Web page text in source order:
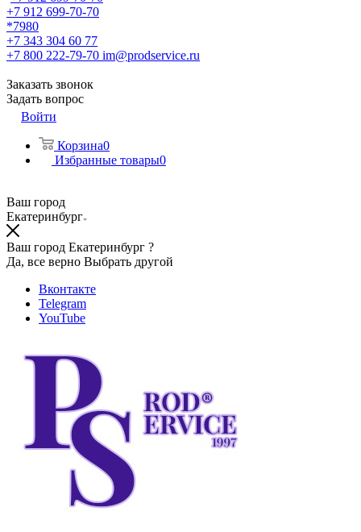
+7 912 699-70-70
*7980
+7 343 304 60 77
+7 800 222-79-70 im@prodservice.ru
Заказать звонок
Задать вопрос
Войти
Корзина0
Избранные товары0
Ваш город
Екатеринбург
Ваш город Екатеринбург ?
Да, все верно Выбрать другой
Вконтакте
Telegram
YouTube